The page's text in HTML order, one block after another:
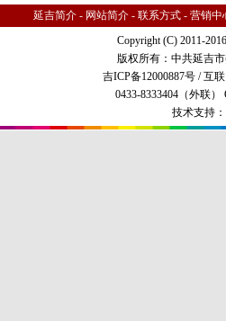
延吉简介 - 网站简介 - 联系方式 - 营销中
Copyright (C) 2011-
版权所有：中共延吉
吉ICP备12000887号 /互
0433-8333404（外联）
技术支持：